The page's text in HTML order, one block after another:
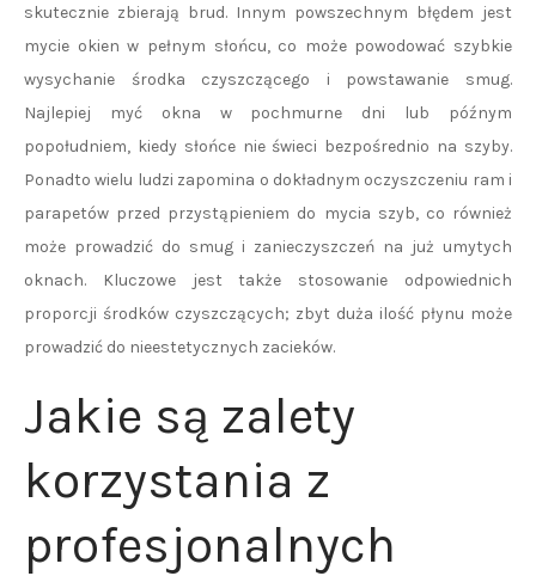
skutecznie zbierają brud. Innym powszechnym błędem jest
mycie okien w pełnym słońcu, co może powodować szybkie
wysychanie środka czyszczącego i powstawanie smug.
Najlepiej myć okna w pochmurne dni lub późnym
popołudniem, kiedy słońce nie świeci bezpośrednio na szyby.
Ponadto wielu ludzi zapomina o dokładnym oczyszczeniu ram i
parapetów przed przystąpieniem do mycia szyb, co również
może prowadzić do smug i zanieczyszczeń na już umytych
oknach. Kluczowe jest także stosowanie odpowiednich
proporcji środków czyszczących; zbyt duża ilość płynu może
prowadzić do nieestetycznych zacieków.
Jakie są zalety
korzystania z
profesjonalnych